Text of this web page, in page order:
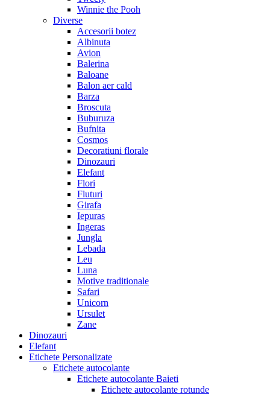
Winnie the Pooh
Diverse
Accesorii botez
Albinuta
Avion
Balerina
Baloane
Balon aer cald
Barza
Broscuta
Buburuza
Bufnita
Cosmos
Decoratiuni florale
Dinozauri
Elefant
Flori
Fluturi
Girafa
Iepuras
Ingeras
Jungla
Lebada
Leu
Luna
Motive traditionale
Safari
Unicorn
Ursulet
Zane
Dinozauri
Elefant
Etichete Personalizate
Etichete autocolante
Etichete autocolante Baieti
Etichete autocolante rotunde